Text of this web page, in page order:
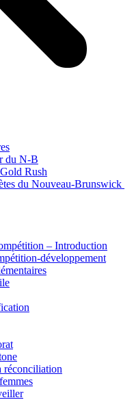
du N-B
Rush
du Nouveau-Brunswick
– Introduction
développement
réconciliation